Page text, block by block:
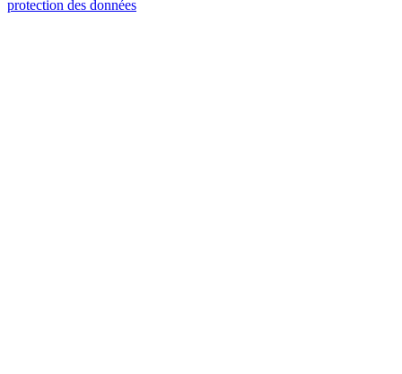
protection des données